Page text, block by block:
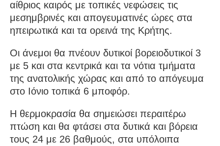
αίθριος καιρός με τοπικές νεφώσεις τις
μεσημβρινές και απογευματινές ώρες στα
ηπειρωτικά και τα ορεινά της Κρήτης.
Οι άνεμοι θα πνέουν δυτικοί βορειοδυτικοί 3
με 5 και στα κεντρικά και τα νότια τμήματα
της ανατολικής χώρας και από το απόγευμα
στο Ιόνιο τοπικά 6 μποφόρ.
Η θερμοκρασία θα σημειώσει περαιτέρω
πτώση και θα φτάσει στα δυτικά και βόρεια
τους 24 με 26 βαθμούς, στα υπόλοιπα